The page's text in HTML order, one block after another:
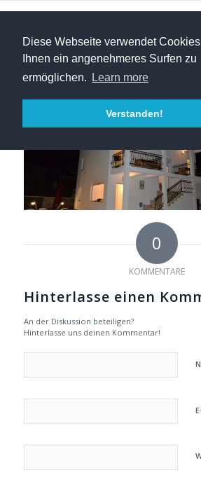
Diese Webseite verwendet
Ihnen ein angenehmeres Surfen zu
ermöglichen.
Learn more
Verstanden!
0
KOMMENTARE
Hinterlasse einen
An der Diskussion beteiligen?
Hinterlasse uns deinen Kommentar!